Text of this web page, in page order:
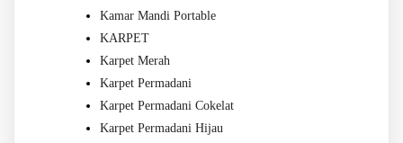
Kamar Mandi Portable
KARPET
Karpet Merah
Karpet Permadani
Karpet Permadani Cokelat
Karpet Permadani Hijau